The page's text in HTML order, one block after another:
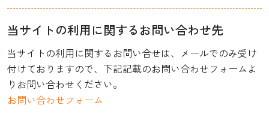
当サイトの利用に関するお問い合わせ先
当サイトの利用に関するお問い合せは、メールでのみ受け
付けておりますので、下記記載のお問い合わせフォームよ
りお問い合わせください。
お問い合わせフォーム